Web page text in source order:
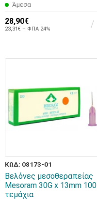
Άμεσα
28,90€
23,31€ + ΦΠΑ 24%
ΚΩΔ: 08173-01
Βελόνες μεσοθεραπείας
Mesoram 30G x 13mm 100
τεμάχια